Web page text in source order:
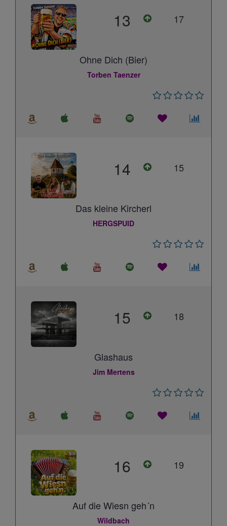
13 17
Ohne Dich (Bier)
Torben Taenzer
14 15
Das kleine Kircherl
HERGSPUID
15 18
Glashaus
Jim Mertens
16 19
Auf die Wiesn geh´n
Wildbach